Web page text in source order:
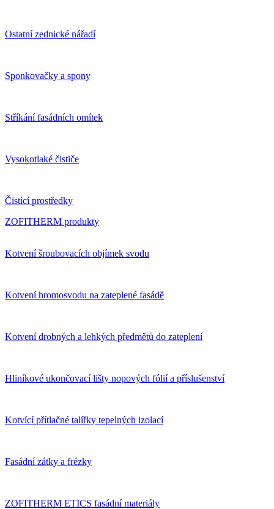
Ostatní zednické nářadí
Sponkovačky a spony
Stříkání fasádních omítek
Vysokotlaké čističe
Čistící prostředky
ZOFITHERM produkty
Kotvení šroubovacích objímek svodu
Kotvení hromosvodu na zateplené fasádě
Kotvení drobných a lehkých předmětů do zateplení
Hliníkové ukončovací lišty nopových fólií a příslušenství
Kotvící přítlačné talířky tepelných izolací
Fasádní zátky a frézky
ZOFITHERM ETICS fasádní materiály